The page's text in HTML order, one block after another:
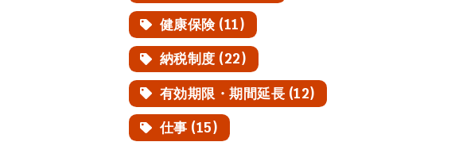
健康保険 (11)
納税制度 (22)
有効期限・期間延長 (12)
仕事 (15)